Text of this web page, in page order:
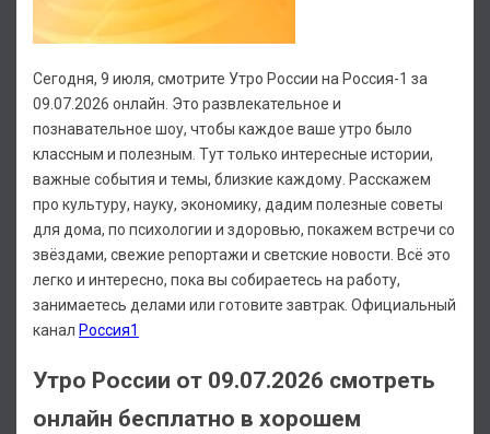
Сегодня, 9 июля, смотрите Утро России на Россия-1 за
09.07.2026 онлайн. Это развлекательное и
познавательное шоу, чтобы каждое ваше утро было
классным и полезным. Тут только интересные истории,
важные события и темы, близкие каждому. Расскажем
про культуру, науку, экономику, дадим полезные советы
для дома, по психологии и здоровью, покажем встречи со
звёздами, свежие репортажи и светские новости. Всё это
легко и интересно, пока вы собираетесь на работу,
занимаетесь делами или готовите завтрак. Официальный
канал Россия1
Утро России от 09.07.2026 смотреть
онлайн бесплатно в хорошем